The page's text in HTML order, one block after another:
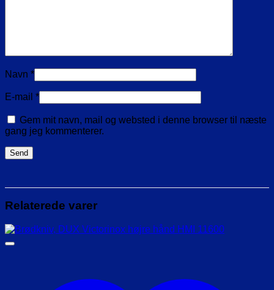
Navn *
E-mail *
Gem mit navn, mail og websted i denne browser til næste
gang jeg kommenterer.
Relaterede varer